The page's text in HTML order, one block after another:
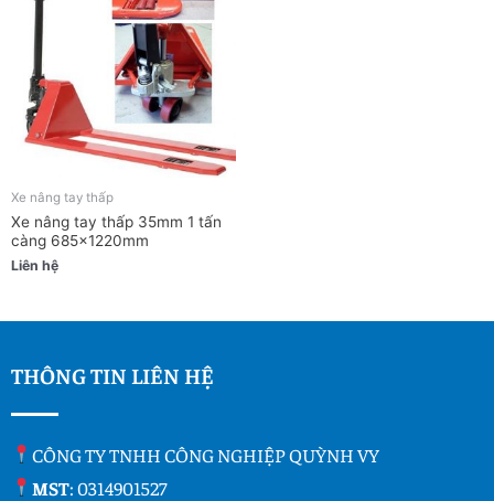
Xe nâng tay thấp
Xe nâng tay thấp 35mm 1 tấn
càng 685x1220mm
Liên hệ
THÔNG TIN LIÊN HỆ
CÔNG TY TNHH CÔNG NGHIỆP QUỲNH VY
MST: 0314901527